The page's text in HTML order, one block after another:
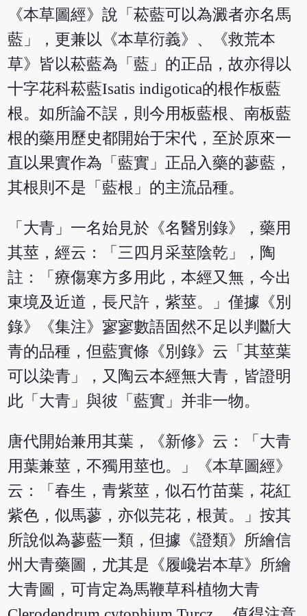
《本草圖經》說「菘藍可以為澱者亦名馬
藍」，更兼以《本草衍義》、《救荒本
草》皆以菘藍為「藍」的正品，故亦得以
十字花科菘藍Isatis indigotica的根作板藍
根。如所論不誤，則今用板藍根、南板藍
根的藥用歷史都開始于宋代，至於原來一
直以果實作為「藍實」正品入藥的蓼藍，
其根則不是「藍根」的主流品種。
「大青」一名始見於《名醫別錄》，藥用
其莖，經云：「三四月采莖陰乾」，陶
註：「療傷寒方多用此，本經又無，今出
東境及近道，長尺許，紫莖。」僅據《別
錄》《集注》寥寥數語固然不足以判斷大
青的品種，但藍實條《別錄》云「其莖葉
可以染青」，又陶云本經無大青，皆證明
此「大青」與彼「藍實」并非一物。
唐代開始兼用其葉，《新修》云：「大青
用葉兼莖，不獨用莖也。」《本草圖經》
云：「春生，青紫莖，似石竹苗葉，花紅
紫色，似馬蓼，亦似芫花，根黃。」按其
所說似為蓼藍一類，但據《證類》所繪信
州大青藥圖，尤其是《履巉岩本草》所繪
大青圖，可肯定為馬鞭草科植物大青